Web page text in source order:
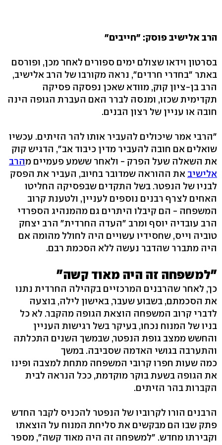
הרב אלישיב פוסק: "חייבים"
בסרטון וידאו שצולם ימים ספורים לאחר מכן, ופורסם
באתר "בחדרי חרדים", נראה מקורבו של הרב אלישיב,
הרב בן-ציון קוק, מוודא שאכן נפסקה פסיקה
תקדימית שכזו, ומנסה לברר האם העברת הגופה הינה
חובה או עניין של רצון הבנים.
"הרבי אמר שיכולים להעביר אותו להר הזיתים. עכשיו
שואלים אם חובה להעביר מדין כיבוד אב", הדגיש קוק
את השאלה שעל הפרק - ולאחר ששמע פעמיים מהרב
אלישיב את ההוראה שמדובר בחיוב, העביר את הפסק
לבניו של הנפטר. בשל התקדים שבפסיקה החליטו
האחים לצרף רבנים נוספים לעניין, ולטענת קרוב
המשפחה - הם קיבלו היתרים גם מהמנהיג הספרדי
הרב עובדיה יוסף ומרב "העדה החרדית" הרב יצחק
טוביה וייס, שחסידיו עשויים היה לחולל מהומה אם
היה מתברר שהדבר נעשה ללא הסכמת רבם.
"למשפחה זה היה מאוד קשה"
כך, לאחר שהרבנים המרכזיים בקהילה החרדית נתנו
את הסכמתם, בשבוע שעבר, באישון לילה, בוצעה
לדברי קרוב המשפחה הוצאת הגופה מהקבר. לא כל
בניו של המנוח נכחו, בעיקר בשל רגישות העניין
והחשש ממצב גופת הנפטר, שבמשך השנים התכלתה
והתערבה בגושי האדמה שסביבה. במשך
כמה שעות חפרו קרובי המשפחה מתחת למצבה ופינו
את הגופה בשעת בוקר מוקדמת, ככל הנראה לבית
הקברות בהר הזיתים.
הרבנים הורו לקרוביו של הנפטר להכניס לקבר החדש
פתק שבו הם מבקשים את סליחת המנוח על הוצאתו
וקבירתו מחדש. "למשפחה זה היה מאוד קשה", מספר